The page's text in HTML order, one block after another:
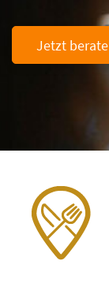
GUTSCHEIN
... FÜR
... FÜR
FÜR
Impressum
Jetzt